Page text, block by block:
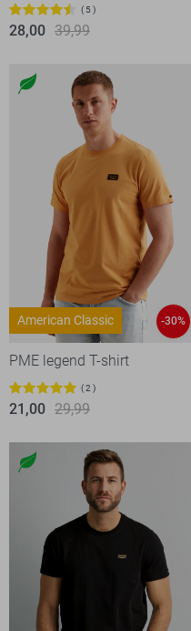
5
28,00 39,99
American Classic -30%
PME legend T-shirt
2
21,00 29,99